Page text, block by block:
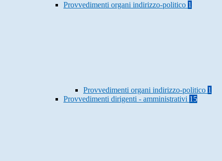
Provvedimenti organi indirizzo-politico 1
Provvedimenti organi indirizzo-politico 1
Provvedimenti dirigenti - amministrativi 15